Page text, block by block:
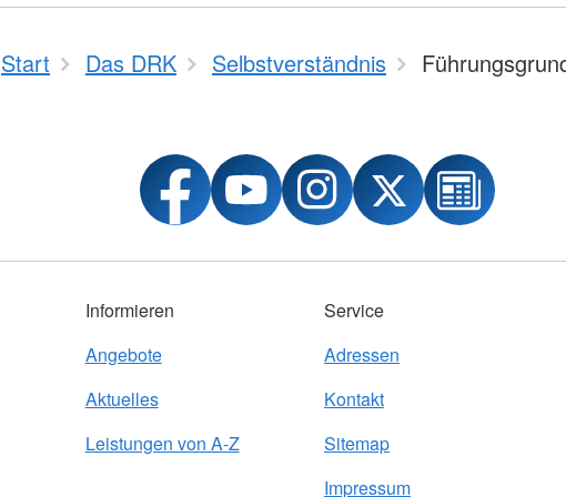
Start Das DRK Selbstverständnis
Informieren
Angebote
Aktuelles
Leistungen von A-Z
Service
Adressen
Kontakt
Sitemap
Impressum